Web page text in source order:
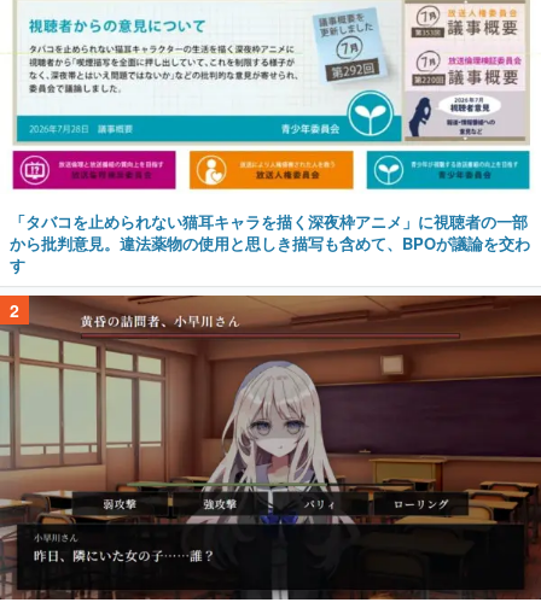
「タバコを止められない猫耳キャラを描く深夜枠アニメ」に視聴者の一部
から批判意見。違法薬物の使用と思しき描写も含めて、BPOが議論を交わ
す
2